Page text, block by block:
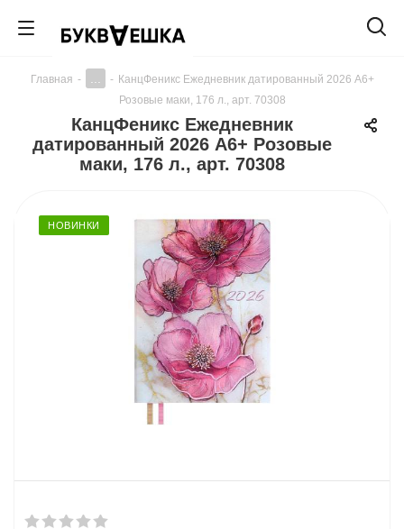
Главная - - КанцФеникс Ежедневник датированный 2026 А6+
Розовые маки, 176 л., арт. 70308
КанцФеникс Ежедневник
датированный 2026 А6+ Розовые
маки, 176 л., арт. 70308
НОВИНКИ